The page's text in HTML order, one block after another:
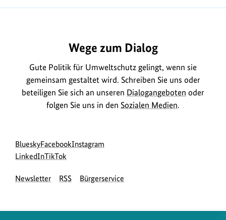
Wege zum Dialog
Gute Politik für Umweltschutz gelingt, wenn sie
gemeinsam gestaltet wird. Schreiben Sie uns oder
beteiligen Sie sich an unseren Dialogangeboten oder
folgen Sie uns in den Sozialen Medien.
Social
Media
Blueskyzur
Bluesky-
des
Facebookzur
des
Instagram
des
LinkedInzur
Seite
zur
Seite
TikTok
Newsletter RSS Bürgerservice